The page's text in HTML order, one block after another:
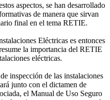
aspectos, se han desarrollado
de manera que sirvan
final en el tema RETIE.
Eléctricas es entonces
la importancia del RETIE
eléctricas.
inspección de las instalaciones
junto con el dictamen de
el Manual de Uso Seguro